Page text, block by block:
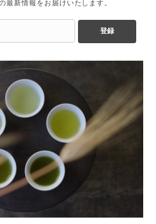
最新情報をお届けいたします。
登録